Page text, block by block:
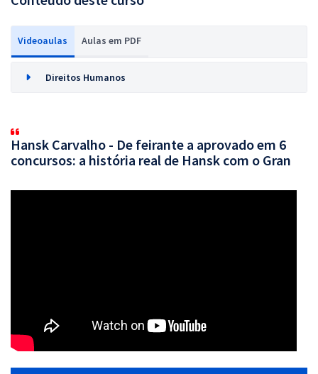
Videoaulas Aulas em PDF
Direitos Humanos
Hansk Carvalho - De feirante a aprovado em 6
concursos: a história real de Hansk com o Gran